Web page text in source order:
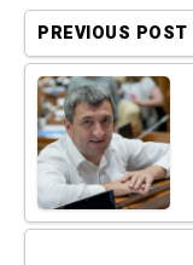
PREVIOUS POST